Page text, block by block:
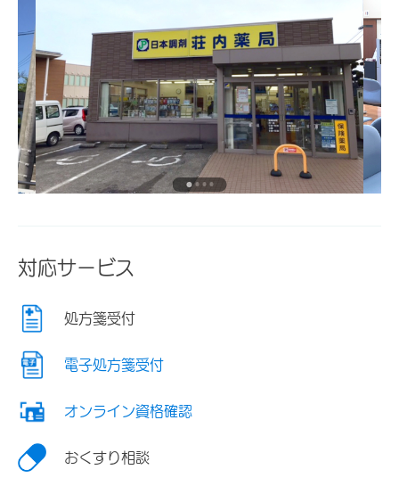
対応サービス
処方箋受付
電子処方箋受付
オンライン資格確認
おくすり相談